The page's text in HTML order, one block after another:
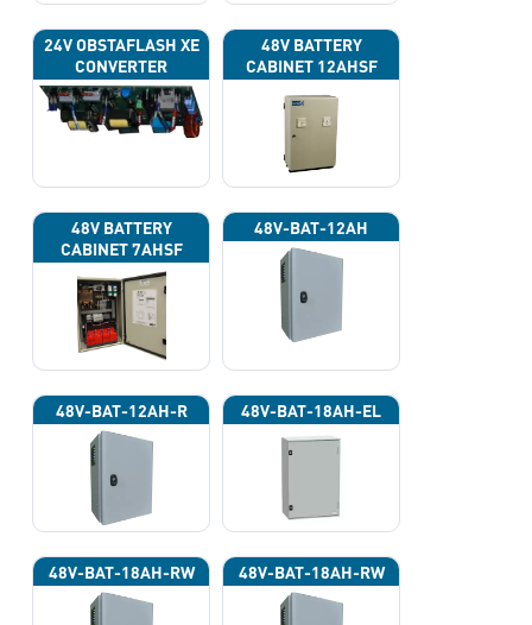
24V OBSTAFLASH XE
CONVERTER
48V BATTERY
CABINET 12AHSF
(INPUT POWER
220VAC)
48V BATTERY
CABINET 7AHSF
(INPUT POWER
220VAC)
48V-BAT-12AH
48V-BAT-12AH-R 48V-BAT-18AH-EL
48V-BAT-18AH-RW 48V-BAT-18AH-RW